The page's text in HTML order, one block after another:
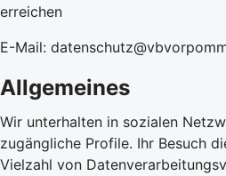
erreichen
E-Mail:
Allgemeines
Wir unterhalten in sozialen
zugängliche Profile. Ihr Besuch
Vielzahl von